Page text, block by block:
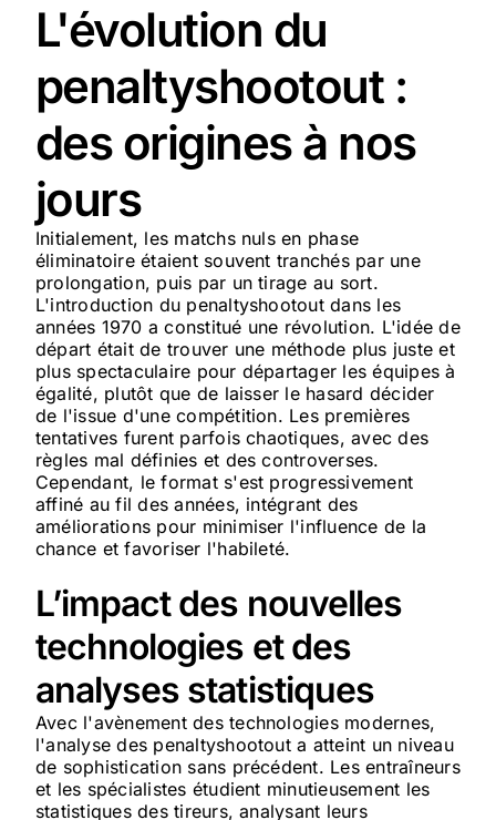
L'évolution du
penaltyshootout :
des origines à nos
jours
Initialement, les matchs nuls en phase
éliminatoire étaient souvent tranchés par une
prolongation, puis par un tirage au sort.
L'introduction du penaltyshootout dans les
années 1970 a constitué une révolution. L'idée de
départ était de trouver une méthode plus juste et
plus spectaculaire pour départager les équipes à
égalité, plutôt que de laisser le hasard décider
de l'issue d'une compétition. Les premières
tentatives furent parfois chaotiques, avec des
règles mal définies et des controverses.
Cependant, le format s'est progressivement
affiné au fil des années, intégrant des
améliorations pour minimiser l'influence de la
chance et favoriser l'habileté.
L’impact des nouvelles
technologies et des
analyses statistiques
Avec l'avènement des technologies modernes,
l'analyse des penaltyshootout a atteint un niveau
de sophistication sans précédent. Les entraîneurs
et les spécialistes étudient minutieusement les
statistiques des tireurs, analysant leurs